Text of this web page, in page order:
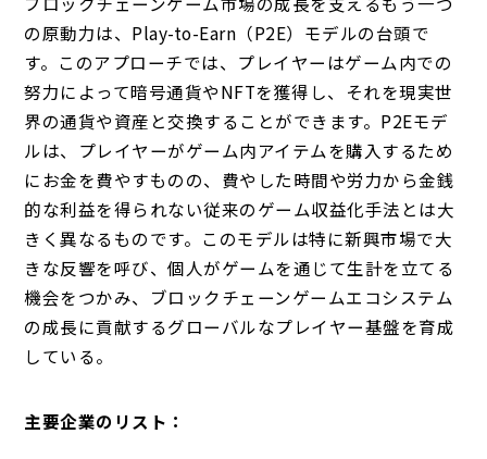
の原動力は、Play-to-Earn（P2E）モデルの台頭で
す。このアプローチでは、プレイヤーはゲーム内での
努力によって暗号通貨やNFTを獲得し、それを現実世
界の通貨や資産と交換することができます。P2Eモデ
ルは、プレイヤーがゲーム内アイテムを購入するため
にお金を費やすものの、費やした時間や労力から金銭
的な利益を得られない従来のゲーム収益化手法とは大
きく異なるものです。このモデルは特に新興市場で大
きな反響を呼び、個人がゲームを通じて生計を立てる
機会をつかみ、ブロックチェーンゲームエコシステム
の成長に貢献するグローバルなプレイヤー基盤を育成
している。
主要企業のリスト：